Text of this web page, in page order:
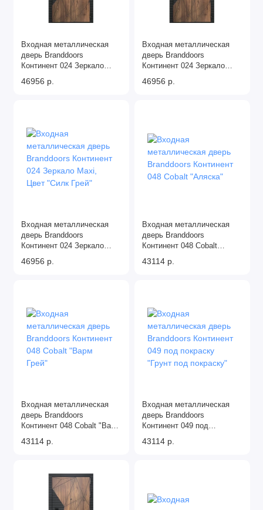
Входная металлическая
дверь Branddoors
Континент 024 Зеркало
Maxi, Цвет "Варм Грей"
46956 р.
Входная металлическая
дверь Branddoors
Континент 024 Зеркало
Maxi, Цвет "Манхэттен"
46956 р.
Входная металлическая
дверь Branddoors
Континент 024 Зеркало
Maxi, Цвет "Силк Грей"
46956 р.
Входная металлическая
дверь Branddoors
Континент 048 Cobalt
"Аляска"
43114 р.
Входная металлическая
дверь Branddoors
Континент 048 Cobalt "Варм
Грей"
43114 р.
Входная металлическая
дверь Branddoors
Континент 049 под
покраску "Грунт под
покраску"
43114 р.